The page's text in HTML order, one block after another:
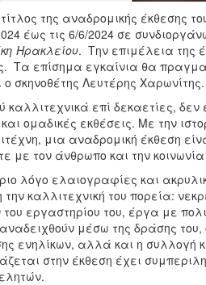
τίτλος της αναδρομικής έκθεσης
έως τις 6/6/2024 σε
Ηρακλείου. Την επιμέλεια της
Τα επίσημα εγκαίνια θα
σκηνοθέτης Λευτέρης Χαρωνίτης.
επί δεκαετίες,
ομαδικές εκθέσεις. Με την
μια αναδρομική έκθεση
με τον άνθρωπο και την
λόγο ελαιογραφίες και
καλλιτεχνική του πορεία:
εργαστηρίου του, έργα με
μέσω της δράσης
ενηλίκων, αλλά και η
στην έκθεση έχει